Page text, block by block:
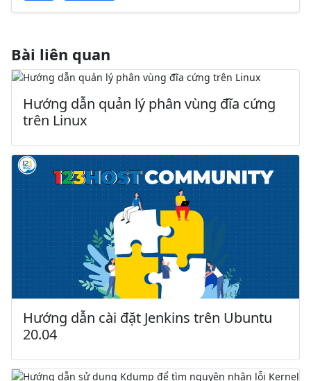
Bài liên quan
Hướng dẫn quản lý phân vùng đĩa cứng
trên Linux
Hướng dẫn cài đặt Jenkins trên Ubuntu
20.04